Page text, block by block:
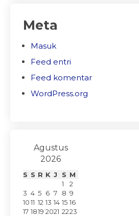
Meta
Masuk
Feed entri
Feed komentar
WordPress.org
Agustus
2026
S S R K J S M
1
2
3 4 5 6 7 8 9
1011 12 13 14 15 16
17 1819 2021 2223